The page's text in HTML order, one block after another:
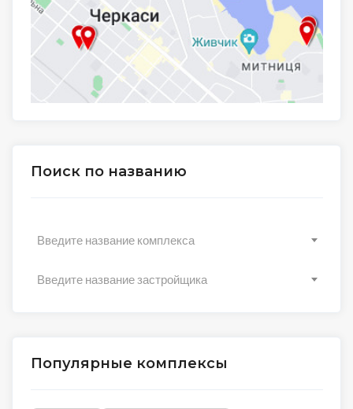
Поиск по названию
Введите название комплекса
Введите название застройщика
Популярные комплексы